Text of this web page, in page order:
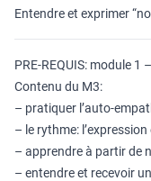
Entendre et exprimer
PRE-REQUIS: module 1
Contenu du M3:
– pratiquer l’auto-
– le rythme:
– apprendre à partir de
– entendre et recevoir